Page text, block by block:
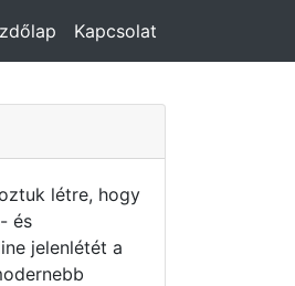
Kapcsolat
létre, hogy
és
jelenlétét a